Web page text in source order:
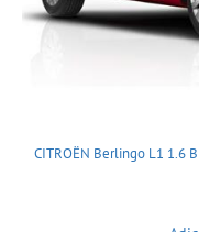
CITROËN Berlingo L1 1.6